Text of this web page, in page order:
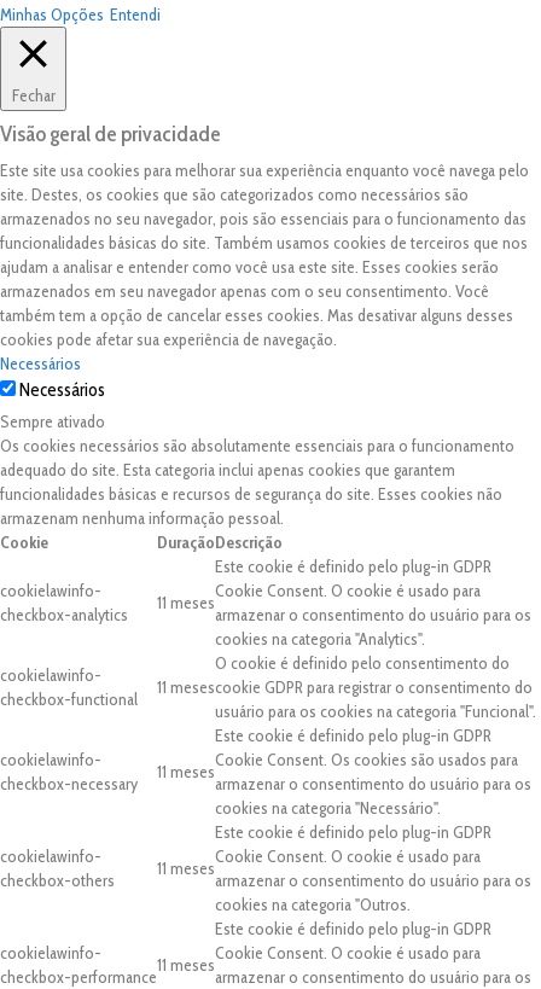
Minhas Opções Entendi
Fechar
Visão geral de privacidade
Este site usa cookies para melhorar sua experiência enquanto você navega pelo
site. Destes, os cookies que são categorizados como necessários são
armazenados no seu navegador, pois são essenciais para o funcionamento das
funcionalidades básicas do site. Também usamos cookies de terceiros que nos
ajudam a analisar e entender como você usa este site. Esses cookies serão
armazenados em seu navegador apenas com o seu consentimento. Você
também tem a opção de cancelar esses cookies. Mas desativar alguns desses
cookies pode afetar sua experiência de navegação.
Necessários
Necessários
Sempre ativado
Os cookies necessários são absolutamente essenciais para o funcionamento
adequado do site. Esta categoria inclui apenas cookies que garantem
funcionalidades básicas e recursos de segurança do site. Esses cookies não
armazenam nenhuma informação pessoal.
Cookie
DuraçãoDescrição
cookielawinfo-
checkbox-analytics
11 meses
Este cookie é definido pelo plug-in GDPR
Cookie Consent. O cookie é usado para
armazenar o consentimento do usuário para os
cookies na categoria "Analytics".
cookielawinfo-
checkbox-functional
11 meses
O cookie é definido pelo consentimento do
cookie GDPR para registrar o consentimento do
usuário para os cookies na categoria "Funcional".
cookielawinfo-
checkbox-necessary
11 meses
Este cookie é definido pelo plug-in GDPR
Cookie Consent. Os cookies são usados para
armazenar o consentimento do usuário para os
cookies na categoria "Necessário".
cookielawinfo-
checkbox-others
11 meses
Este cookie é definido pelo plug-in GDPR
Cookie Consent. O cookie é usado para
armazenar o consentimento do usuário para os
cookies na categoria "Outros.
cookielawinfo-
checkbox-performance
11 meses
Este cookie é definido pelo plug-in GDPR
Cookie Consent. O cookie é usado para
armazenar o consentimento do usuário para os